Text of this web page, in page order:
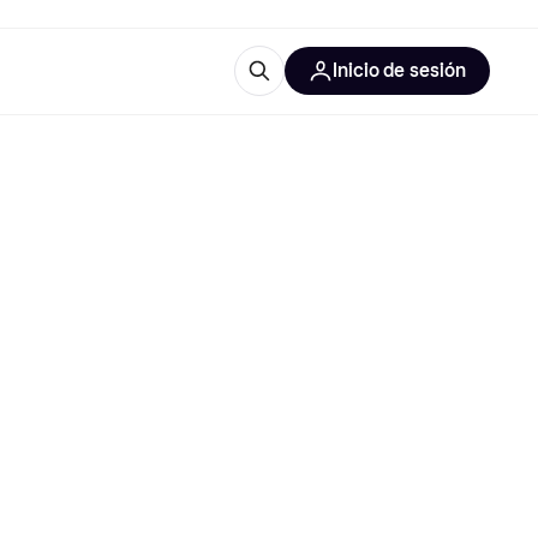
Inicio de sesión